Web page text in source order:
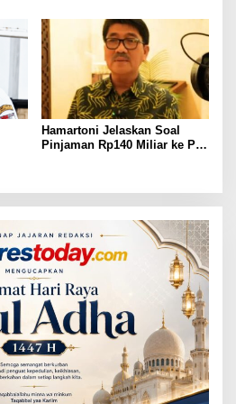
Hamartoni Jelaskan Soal
Pinjaman Rp140 Miliar ke PT